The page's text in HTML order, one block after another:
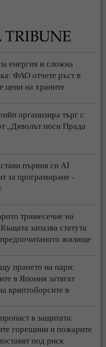
енергия и сложна
ФАО отчете ръст в
цени на храните
организира търг с
„Дяволът носи Прада
първия си AI
за програмиране -
тримесечие на
запазва статута
жилище
прането на пари:
в Япония затягат
криптоборсите в
в защитата:
горещини и пожарите
под риск